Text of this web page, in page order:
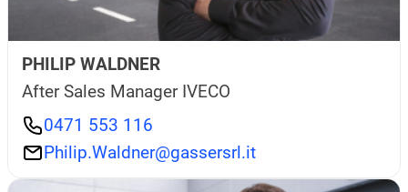
PHILIP WALDNER
After Sales Manager IVECO
0471 553 116
Philip.Waldner@gassersrl.it